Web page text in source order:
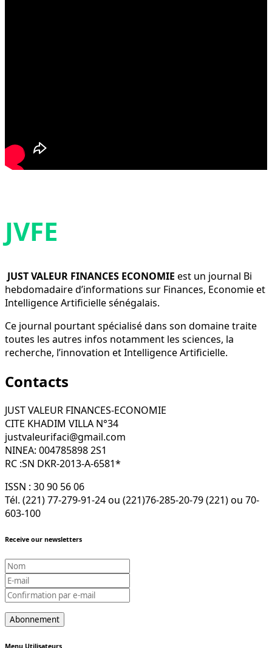
JVFE
JUST VALEUR FINANCES ECONOMIE est un journal Bi
hebdomadaire d’informations sur Finances, Economie et
Intelligence Artificielle sénégalais.
Ce journal pourtant spécialisé dans son domaine traite
toutes les autres infos notamment les sciences, la
recherche, l’innovation et Intelligence Artificielle.
Contacts
JUST VALEUR FINANCES-ECONOMIE
CITE KHADIM VILLA N°34
justvaleurifaci@gmail.com
NINEA: 004785898 2S1
RC :SN DKR-2013-A-6581*
ISSN : 30 90 56 06
Tél. (221) 77-279-91-24 ou (221)76-285-20-79 (221) ou 70-
603-100
Receive our newsletters
Menu Utilisateurs